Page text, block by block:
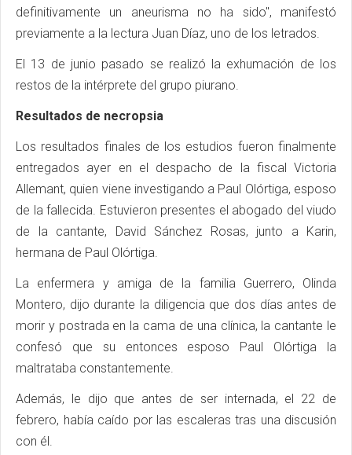
definitivamente un aneurisma no ha sido", manifestó
previamente a la lectura Juan Díaz, uno de los letrados.
El 13 de junio pasado se realizó la exhumación de los
restos de la intérprete del grupo piurano.
Resultados de necropsia
Los resultados finales de los estudios fueron finalmente
entregados ayer en el despacho de la fiscal Victoria
Allemant, quien viene investigando a Paul Olórtiga, esposo
de la fallecida. Estuvieron presentes el abogado del viudo
de la cantante, David Sánchez Rosas, junto a Karin,
hermana de Paul Olórtiga.
La enfermera y amiga de la familia Guerrero, Olinda
Montero, dijo durante la diligencia que dos días antes de
morir y postrada en la cama de una clínica, la cantante le
confesó que su entonces esposo Paul Olórtiga la
maltrataba constantemente.
Además, le dijo que antes de ser internada, el 22 de
febrero, había caído por las escaleras tras una discusión
con él.